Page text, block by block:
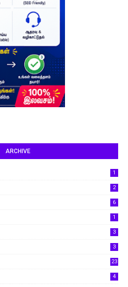
ARCHIVE
1
2
6
1
3
3
23
4